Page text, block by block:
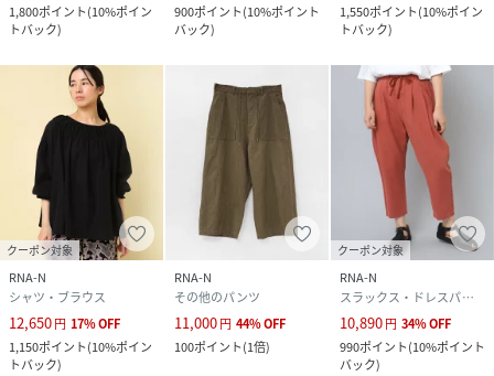
1,800ポイント(10%ポイン
トバック)
900ポイント(10%ポイント
バック)
1,550ポイント(10%ポイン
トバック)
クーポン対象
RNA-N
シャツ・ブラウス
12,650円 17%OFF
1,150ポイント(10%ポイン
トバック)
RNA-N
その他のパンツ
11,000円 44%OFF
100ポイント(1倍)
クーポン対象
RNA-N
スラックス・ドレスパンツ
10,890円 34%OFF
990ポイント(10%ポイント
バック)